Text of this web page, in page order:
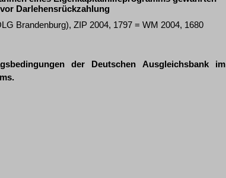
Darlehensrückzahlung
Brandenburg), ZIP 2004, 1797 = WM 2004, 1680
der Deutschen Ausgleichsbank im